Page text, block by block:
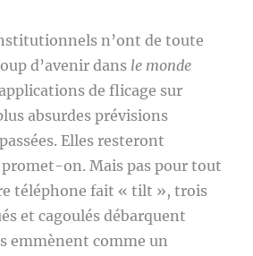
n’ont de toute
d’avenir dans le monde
de flicage sur
absurdes prévisions
Elles resteront
on. Mais pas pour tout
téléphone fait « tilt », trois
et cagoulés débarquent
emmènent comme un